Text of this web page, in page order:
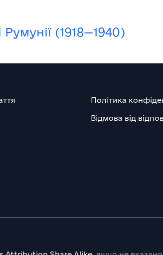
(1918—1940)
Політика
Відмова від